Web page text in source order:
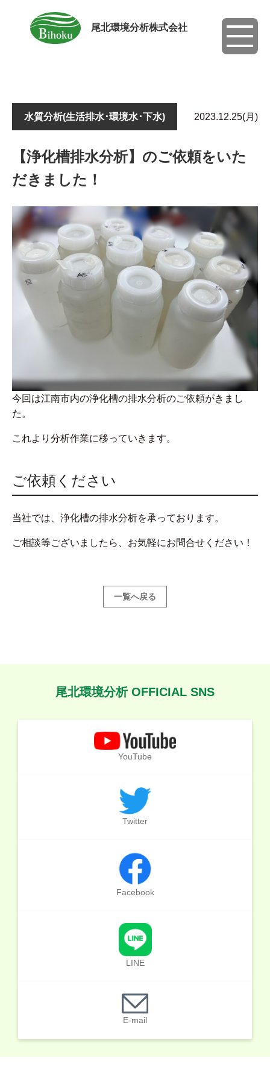
尾北環境分析株式会社
toggle
水質分析(生活排水･環境水･下水) 2023.12.25(月)
【浄化槽排水分析】のご依頼をいた
だきました！
今回は江南市内の浄化槽の排水分析のご依頼がきまし
た。
これより分析作業に移っていきます。
ご依頼ください
当社では、浄化槽の排水分析を承っております。
ご相談等ございましたら、お気軽にお問合せください！
一覧へ戻る
尾北環境分析 OFFICIAL SNS
YouTube
Twitter
Facebook
LINE
E-mail